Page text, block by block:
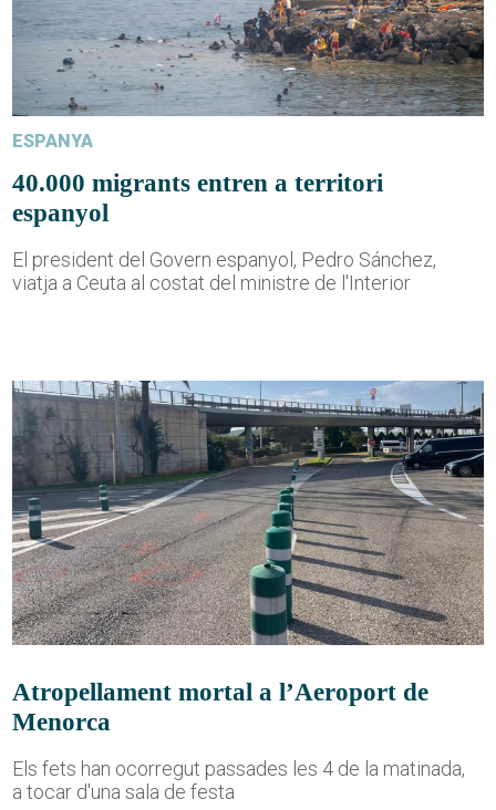
ESPANYA
40.000 migrants entren a territori
espanyol
El president del Govern espanyol, Pedro Sánchez,
viatja a Ceuta al costat del ministre de l'Interior
Atropellament mortal a l’Aeroport de
Menorca
Els fets han ocorregut passades les 4 de la matinada,
a tocar d'una sala de festa